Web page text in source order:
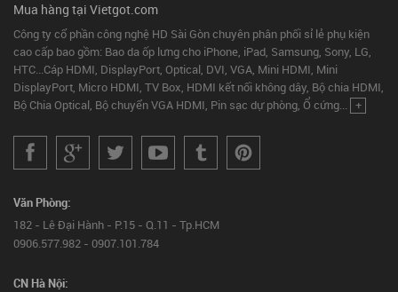
Mua hàng tại Vietgot.com
Công ty cổ phần công nghệ HD Sài Gòn chuyên phân phối sỉ lẻ phụ kiện
cao cấp bao gồm: Bao da ốp lưng cho iPhone, iPad, Samsung, Sony, LG,
HTC...Cáp HDMI, DisplayPort, Optical, DVI, VGA, Mini HDMI, Mini
DisplayPort, Micro HDMI, TV Box, HDMI kết nối không dây, Bộ chia HDMI,
Bộ Chia Optical, Bộ chuyển VGA HDMI, Pin sạc dự phòng, Ổ cứng... +
Văn Phòng:
182 - Lê Đại Hành - P.15 - Q.11 - Tp.HCM
0906.577.982 - 0907.101.784
CN Hà Nội: